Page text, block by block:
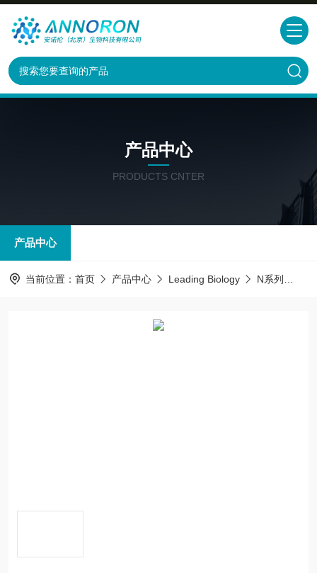
产品中心
PRODUCTS CNTER
产品中心
当前位置： 首页 产品中心 Leading Biology N系列